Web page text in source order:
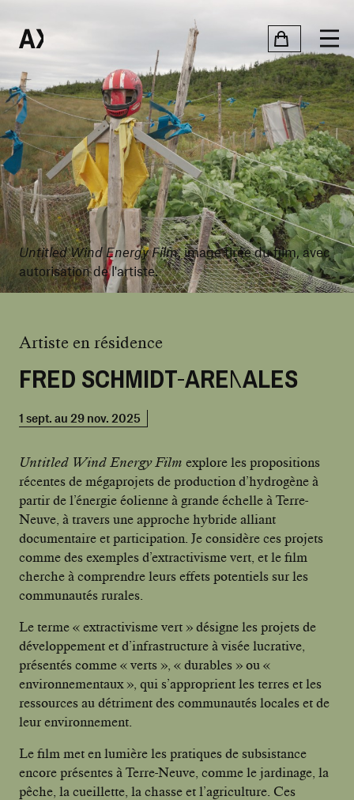
Untitled Wind Energy Film, image tirée du film, avec
autorisation de l'artiste.
FRED SCHMIDT-ARENALES
Artiste en résidence
1 sept. au 29 nov. 2025
Untitled Wind Energy Film explore les propositions
récentes de mégaprojets de production d’hydrogène à
partir de l’énergie éolienne à grande échelle à Terre-
Neuve, à travers une approche hybride alliant
documentaire et participation. Je considère ces projets
comme des exemples d’extractivisme vert, et le film
cherche à comprendre leurs effets potentiels sur les
communautés rurales.
Le terme « extractivisme vert » désigne les projets de
développement et d’infrastructure à visée lucrative,
présentés comme « verts », « durables » ou «
environnementaux », qui s’approprient les terres et les
ressources au détriment des communautés locales et de
leur environnement.
Le film met en lumière les pratiques de subsistance
encore présentes à Terre-Neuve, comme le jardinage, la
pêche, la cueillette, la chasse et l’agriculture. Ces